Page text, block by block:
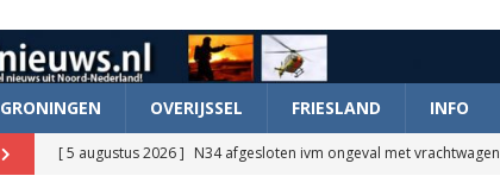
GRONINGEN OVERIJSSEL FRIESLAND INFO
[ 5 augustus 2026 ] N34 afgesloten ivm ongeval met vrachtwagen